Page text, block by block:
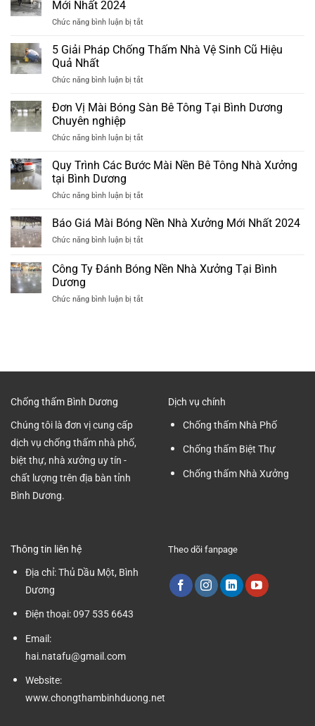
Tại
Dương
Thấy
Bê
Xưởng
Xuống
Mới Nhất 2024
Chức năng bình luận bị tắtở
Giá
Đánh
Sàn
Tông
Dương
Nhất
5 Giải Pháp Chống Thấm Nhà Vệ Sinh Cũ Hiệu
Quả Nhất
Chức năng bình luận bị tắtở
Giải
Thấm
Vệ
Hiệu
Nhất
Đơn Vị Mài Bóng Sàn Bê Tông Tại Bình Dương
Chuyên nghiệp
Chức năng bình luận bị tắtở
Vị
Sàn
Tông
Bình
Chuyên
Quy Trình Các Bước Mài Nền Bê Tông Nhà Xưởng
tại Bình Dương
Chức năng bình luận bị tắtở
Trình
Bước
Nền
Nhà
Báo Giá Mài Bóng Nền Nhà Xưởng Mới Nhất 2024
Chức năng bình luận bị tắtở
Mài
Nền
Công Ty Đánh Bóng Nền Nhà Xưởng Tại Bình
Dương
Chức năng bình luận bị tắtở
Nhà
Chống thấm Bình Dương
Chúng tôi là đơn vị cung cấp
dịch vụ chống thấm nhà phố,
biệt thự, nhà xưởng uy tín -
chất lượng trên địa bàn tỉnh
Bình Dương.
Dịch vụ chính
Chống thấm Nhà Phố
Chống thấm Biệt Thự
Chống thấm Nhà Xưởng
Thông tin liên hệ
Địa chỉ:Thủ Dầu Một, Bình
Dương
Điện thoại:097 535 6643
Email:
hai.natafu@gmail.com
Website:
www.chongthambinhduong.net
Theo dõi fanpage